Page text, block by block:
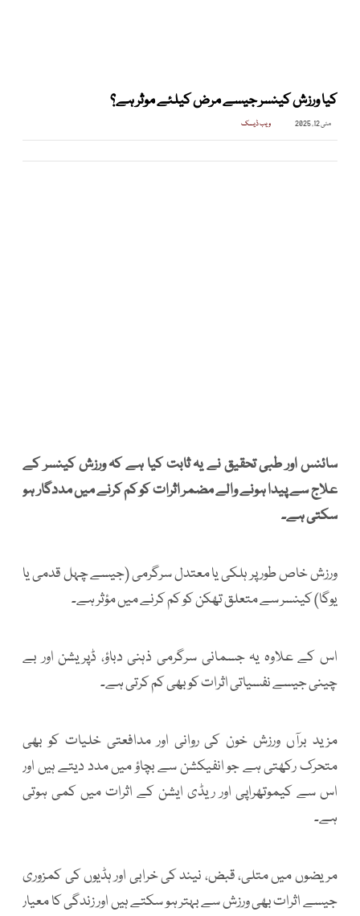
کیا ورزش کینسر جیسے مرض کیلئے موثر ہے؟
مئی 12, 2025 ویب ڈیسک
سائنس اور طبی تحقیق نے یہ ثابت کیا ہے کہ ورزش کینسر کے
علاج سے پیدا ہونے والے مضمر اثرات کو کم کرنے میں مددگار ہو
سکتی ہے۔
ورزش خاص طور پر ہلکی یا معتدل سرگرمی (جیسے چہل قدمی یا
یوگا) کینسر سے متعلق تھکن کو کم کرنے میں مؤثر ہے۔
اس کے علاوہ یہ جسمانی سرگرمی ذہنی دباؤ، ڈپریشن اور بے
چینی جیسے نفسیاتی اثرات کو بھی کم کرتی ہے۔
مزید برآں ورزش خون کی روانی اور مدافعتی خلیات کو بھی
متحرک رکھتی ہے جو انفیکشن سے بچاؤ میں مدد دیتے ہیں اور
اس سے کیموتھراپی اور ریڈی ایشن کے اثرات میں کمی ہوتی
ہے۔
مریضوں میں متلی، قبض، نیند کی خرابی اور ہڈیوں کی کمزوری
جیسے اثرات بھی ورزش سے بہتر ہو سکتے ہیں اور زندگی کا معیار